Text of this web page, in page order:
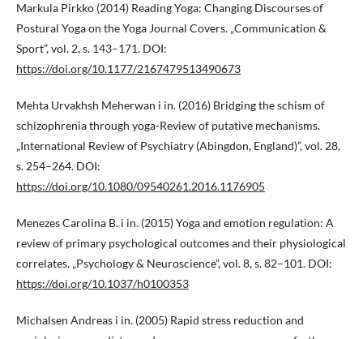
Markula Pirkko (2014) Reading Yoga: Changing Discourses of
Postural Yoga on the Yoga Journal Covers. „Communication &
Sport”, vol. 2, s. 143–171. DOI:
https://doi.org/10.1177/2167479513490673
Mehta Urvakhsh Meherwan i in. (2016) Bridging the schism of
schizophrenia through yoga-Review of putative mechanisms.
„International Review of Psychiatry (Abingdon, England)”, vol. 28,
s. 254–264. DOI:
https://doi.org/10.1080/09540261.2016.1176905
Menezes Carolina B. i in. (2015) Yoga and emotion regulation: A
review of primary psychological outcomes and their physiological
correlates. „Psychology & Neuroscience”, vol. 8, s. 82–101. DOI:
https://doi.org/10.1037/h0100353
Michalsen Andreas i in. (2005) Rapid stress reduction and